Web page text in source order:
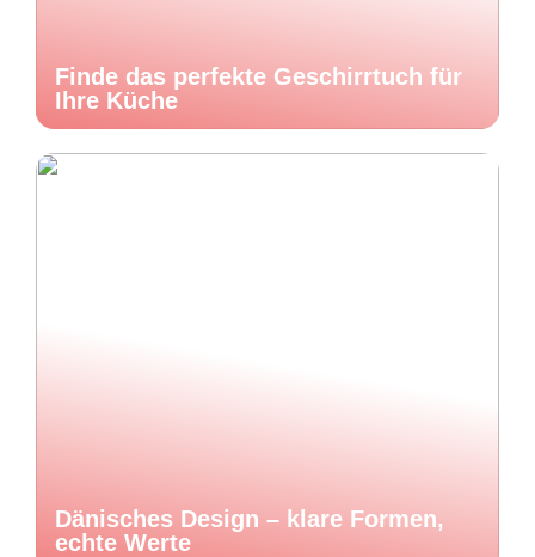
Finde das perfekte Geschirrtuch für
Ihre Küche
Dänisches Design – klare Formen,
echte Werte